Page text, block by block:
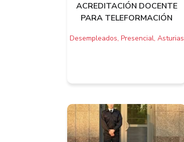
ACREDITACIÓN DOCENTE
PARA TELEFORMACIÓN
Desempleados, Presencial, Asturias